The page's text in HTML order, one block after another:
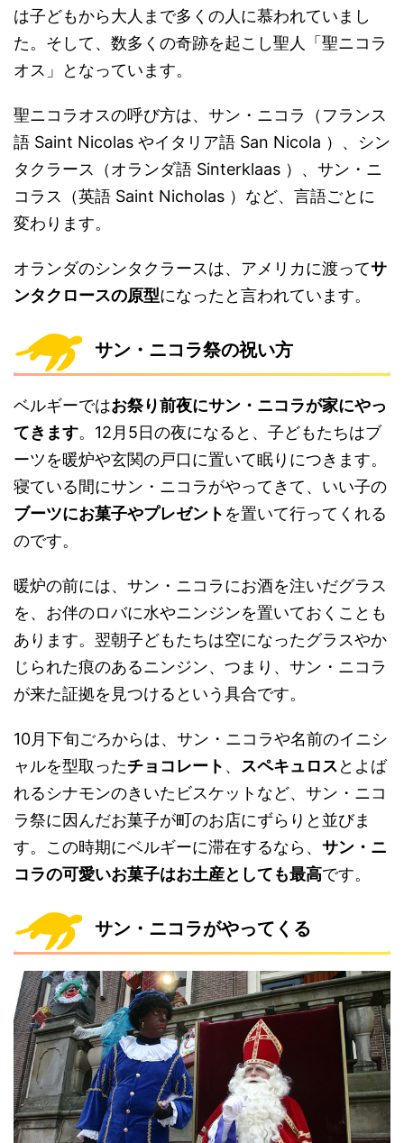
は子どもから大人まで多くの人に慕われていまし
た。そして、数多くの奇跡を起こし聖人「聖ニコラ
オス」となっています。
聖ニコラオスの呼び方は、サン・ニコラ（フランス
語 Saint Nicolas やイタリア語 San Nicola ）、シン
タクラース（オランダ語 Sinterklaas ）、サン・ニ
コラス（英語 Saint Nicholas ）など、言語ごとに
変わります。
オランダのシンタクラースは、アメリカに渡ってサ
ンタクロースの原型になったと言われています。
サン・ニコラ祭の祝い方
ベルギーではお祭り前夜にサン・ニコラが家にやっ
てきます。12月5日の夜になると、子どもたちはブ
ーツを暖炉や玄関の戸口に置いて眠りにつきます。
寝ている間にサン・ニコラがやってきて、いい子の
ブーツにお菓子やプレゼント を置いて行ってくれる
のです。
暖炉の前には、サン・ニコラにお酒を注いだグラス
を、お伴のロバに水やニンジンを置いておくことも
あります。翌朝子どもたちは空になったグラスやか
じられた痕のあるニンジン、つまり、サン・ニコラ
が来た証拠を見つけるという具合です。
10月下旬ごろからは、サン・ニコラや名前のイニシ
ャルを型取ったチョコレート 、 スペキュロスとよば
れるシナモンのきいたビスケットなど、サン・ニコ
ラ祭に因んだお菓子が町のお店にずらりと並びま
す。この時期にベルギーに滞在するなら、 サン・ニ
コラの可愛いお菓子はお土産としても最高です。
サン・ニコラがやってくる